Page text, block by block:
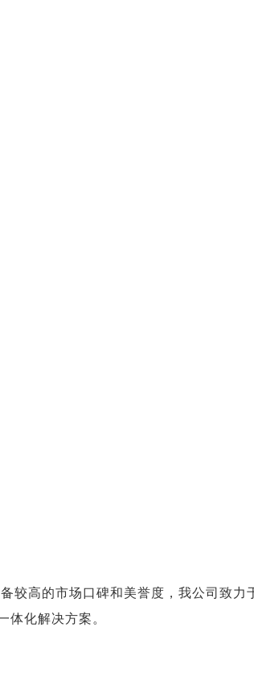
较高的市场口碑和美誉度，我公司致力
体化解决方案。